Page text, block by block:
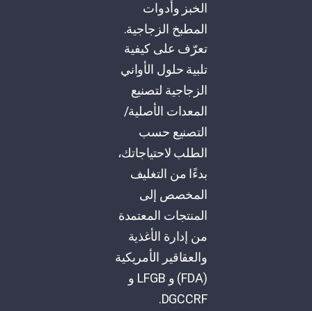
الخبز وأدوات
المطبخ الزجاجية.
تعرّف على كيفية
تلبية حلول الأواني
الزجاجية لتصنيع
المعدات الأصلية/
التصنيع حسب
الطلب لاحتياجاتك،
بدءًا من التغليف
المخصص إلى
المنتجات المعتمدة
من إدارة الأغذية
والعقاقير الأمريكية
(FDA) و LFGB و
DGCCRF.